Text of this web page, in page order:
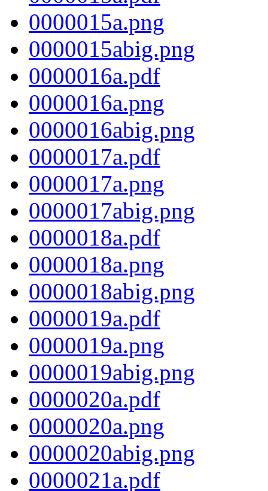
0000015a.png
0000015abig.png
0000016a.pdf
0000016a.png
0000016abig.png
0000017a.pdf
0000017a.png
0000017abig.png
0000018a.pdf
0000018a.png
0000018abig.png
0000019a.pdf
0000019a.png
0000019abig.png
0000020a.pdf
0000020a.png
0000020abig.png
0000021a.pdf